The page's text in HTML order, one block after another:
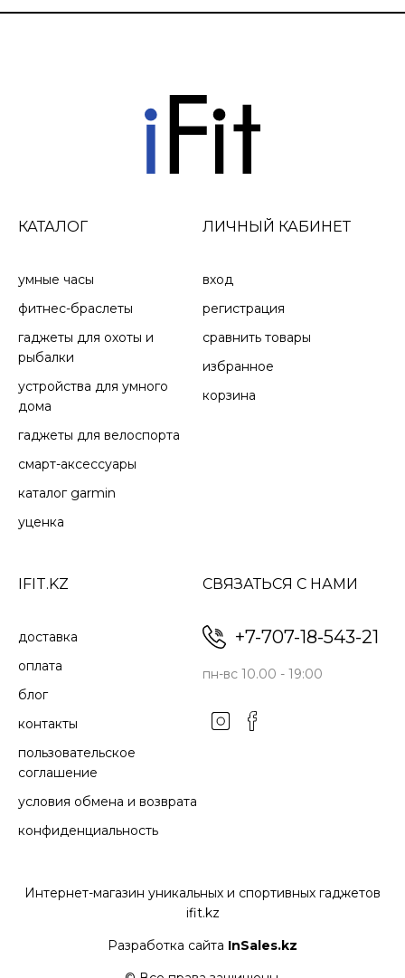
Интернет-магазин уникальных и спортивных гаджетов
ifit.kz
Разработка сайта InSales.kz
КАТАЛОГ
умные часы
фитнес-браслеты
гаджеты для охоты и
рыбалки
устройства для умного
дома
гаджеты для велоспорта
смарт-аксессуары
каталог garmin
уценка
IFIT.KZ
доставка
оплата
блог
контакты
пользовательское
соглашение
условия обмена и возврата
конфиденциальность
ЛИЧНЫЙ КАБИНЕТ
вход
регистрация
сравнить товары
избранное
корзина
СВЯЗАТЬСЯ С НАМИ
+7-707-18-543-21
пн-вс 10.00 - 19:00